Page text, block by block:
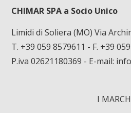
CHIMAR SPA a Socio Unico
Limidi di Soliera (MO) Via
T. +39 059 8579611 - F. +39
P.iva 02621180369 - E-mail:
I